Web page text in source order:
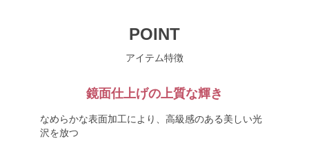
POINT
アイテム特徴
鏡面仕上げの上質な輝き
なめらかな表面加工により、高級感のある美しい光
沢を放つ